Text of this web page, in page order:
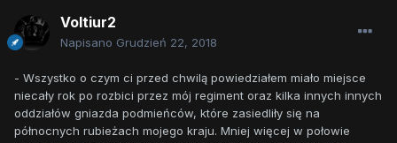
Voltiur2
Napisano Grudzień 22, 2018
- Wszystko o czym ci przed chwilą powiedziałem miało miejsce
niecały rok po rozbici przez mój regiment oraz kilka innych innych
oddziałów gniazda podmieńców, które zasiedliły się na
północnych rubieżach mojego kraju. Mniej więcej w połowie